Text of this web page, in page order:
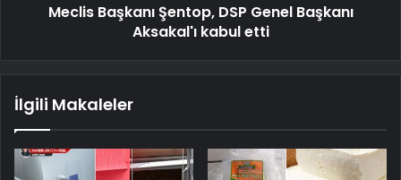
Meclis Başkanı Şentop, DSP Genel Başkanı
Aksakal'ı kabul etti
İlgili Makaleler